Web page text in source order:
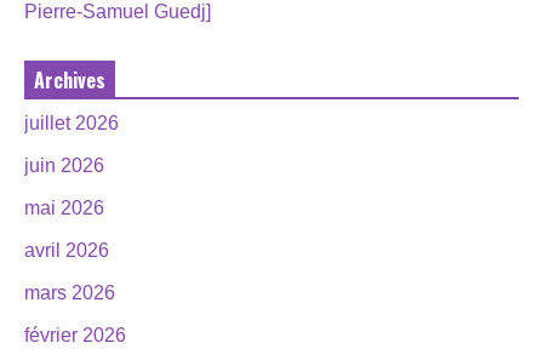
Pierre-Samuel Guedj]
Archives
juillet 2026
juin 2026
mai 2026
avril 2026
mars 2026
février 2026